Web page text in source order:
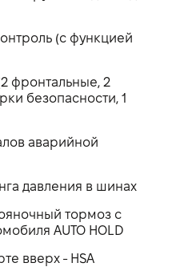
(с функцией
фронтальные, 2
безопасности, 1
аварийной
давления в шинах
тормоз с
AUTO HOLD
вверх - НSA